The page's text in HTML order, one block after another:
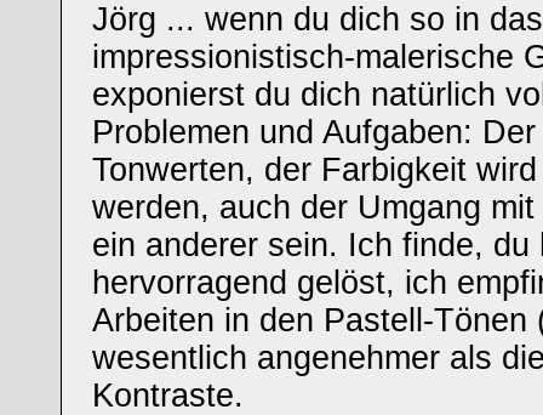
Jörg ... wenn du dich so in das
impressionistisch-malerische
exponierst du dich natürlich
Problemen und Aufgaben:
Tonwerten, der Farbigkeit
werden, auch der Umgang
ein anderer sein. Ich finde, du
hervorragend gelöst, ich
Arbeiten in den Pastell-Tönen
wesentlich angenehmer als
Kontraste.